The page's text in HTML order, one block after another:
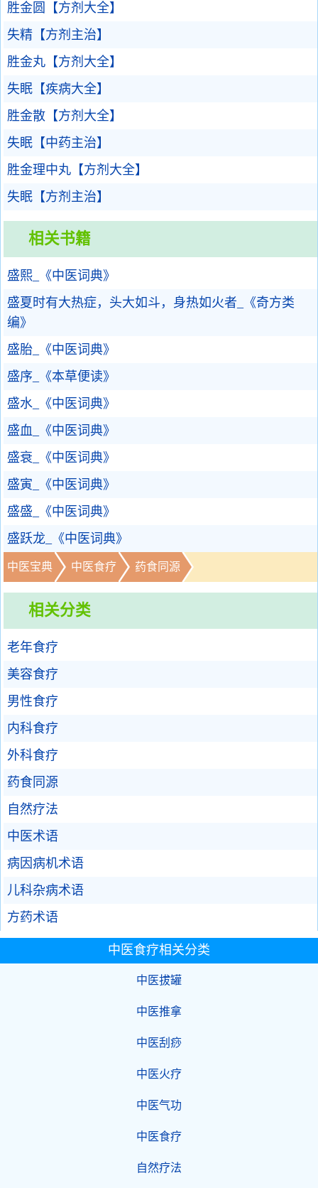
胜金圆【方剂大全】
失精【方剂主治】
胜金丸【方剂大全】
失眠【疾病大全】
胜金散【方剂大全】
失眠【中药主治】
胜金理中丸【方剂大全】
失眠【方剂主治】
相关书籍
盛熙_《中医词典》
盛夏时有大热症，头大如斗，身热如火者_《奇方类
编》
盛胎_《中医词典》
盛序_《本草便读》
盛水_《中医词典》
盛血_《中医词典》
盛衰_《中医词典》
盛寅_《中医词典》
盛盛_《中医词典》
盛跃龙_《中医词典》
中医宝典 中医食疗 药食同源
相关分类
老年食疗
美容食疗
男性食疗
内科食疗
外科食疗
药食同源
自然疗法
中医术语
病因病机术语
儿科杂病术语
方药术语
中医食疗相关分类
中医拔罐
中医推拿
中医刮痧
中医火疗
中医气功
中医食疗
自然疗法